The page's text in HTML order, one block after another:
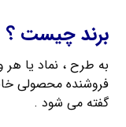
برند چیست ؟
به طرح ، نماد یا
فروشنده محصولی
گفته می شود .